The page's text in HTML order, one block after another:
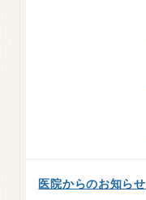
医院からのお知らせ